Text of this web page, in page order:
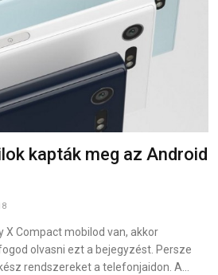
kapták meg az Android
X Compact mobilod van, akkor
olvasni ezt a bejegyzést. Persze
rendszereket a telefonjaidon. A…